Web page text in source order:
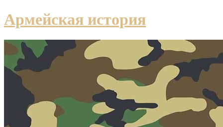
Армейская история